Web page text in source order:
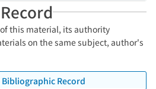
this material, its authority
on the same subject, author's
Record